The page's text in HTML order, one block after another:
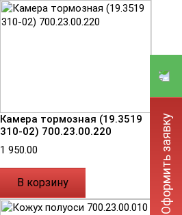
Камера тормозная (19.3519
310-02) 700.23.00.220
1 950.00
В корзину Оформить заявку